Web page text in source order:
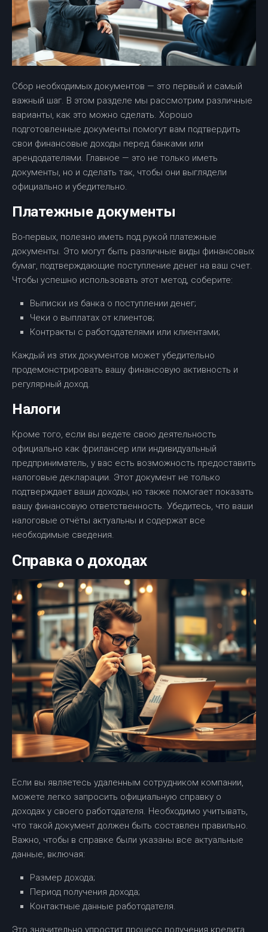
Сбор необходимых документов — это первый и самый
важный шаг. В этом разделе мы рассмотрим различные
варианты, как это можно сделать. Хорошо
подготовленные документы помогут вам подтвердить
свои финансовые доходы перед банками или
арендодателями. Главное — это не только иметь
документы, но и сделать так, чтобы они выглядели
официально и убедительно.
Платежные документы
Во-первых, полезно иметь под рукой платежные
документы. Это могут быть различные виды финансовых
бумаг, подтверждающие поступление денег на ваш счет.
Чтобы успешно использовать этот метод, соберите:
Выписки из банка о поступлении денег;
Чеки о выплатах от клиентов;
Контракты с работодателями или клиентами;
Каждый из этих документов может убедительно
продемонстрировать вашу финансовую активность и
регулярный доход.
Налоги
Кроме того, если вы ведете свою деятельность
официально как фрилансер или индивидуальный
предприниматель, у вас есть возможность предоставить
налоговые декларации. Этот документ не только
подтверждает ваши доходы, но также помогает показать
вашу финансовую ответственность. Убедитесь, что ваши
налоговые отчёты актуальны и содержат все
необходимые сведения.
Справка о доходах
Если вы являетесь удаленным сотрудником компании,
можете легко запросить официальную справку о
доходах у своего работодателя. Необходимо учитывать,
что такой документ должен быть составлен правильно.
Важно, чтобы в справке были указаны все актуальные
данные, включая:
Размер дохода;
Период получения дохода;
Контактные данные работодателя.
Это значительно упростит процесс получения кредита